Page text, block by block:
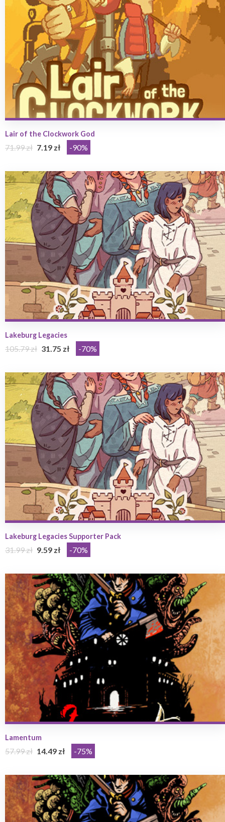
Lair of the Clockwork God
71.99 zł 7.19 zł -90%
Lakeburg Legacies
105.79 zł 31.75 zł -70%
Lakeburg Legacies Supporter Pack
31.99 zł 9.59 zł -70%
Lamentum
57.99 zł 14.49 zł -75%